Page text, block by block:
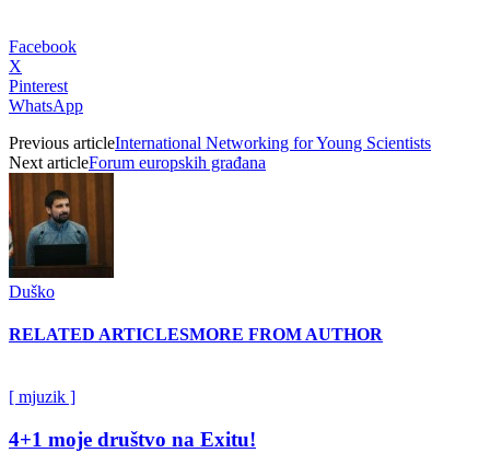
Facebook
X
Pinterest
WhatsApp
Previous articleInternational Networking for Young Scientists
Next articleForum europskih građana
Duško
RELATED ARTICLESMORE FROM AUTHOR
[ mjuzik ]
4+1 moje društvo na Exitu!